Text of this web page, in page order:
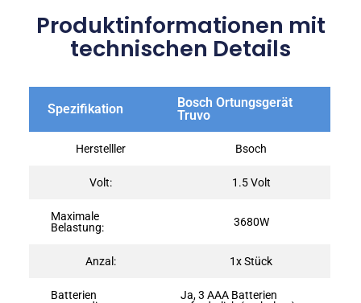
Produktinformationen mit
technischen Details
Spezifikation
Bosch Ortungsgerät
Truvo
Herstelller Bsoch
Volt: ‎1.5 Volt
Maximale
Belastung:
3680W
Anzal: ‎1x Stück
Batterien
Ja, 3 AAA Batterien